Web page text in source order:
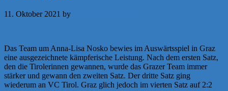
11. Oktober 2021 by
Das Team um Anna-Lisa Nosko bewies im Auswärtsspiel in Graz
eine ausgezeichnete kämpferische Leistung. Nach dem ersten Satz,
den die Tirolerinnen gewannen, wurde das Grazer Team immer
stärker und gewann den zweiten Satz. Der dritte Satz ging
wiederum an VC Tirol. Graz glich jedoch im vierten Satz auf 2:2